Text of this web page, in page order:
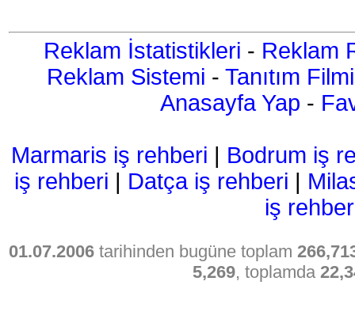
Reklam İstatistikleri - Reklam
Reklam Sistemi - Tanıtım Filmi
Anasayfa Yap -
Marmaris iş rehberi | Bodrum iş
iş rehberi | Datça iş rehberi |
iş
01.07.2006 tarihinden bugüne toplam
5,269, toplamda